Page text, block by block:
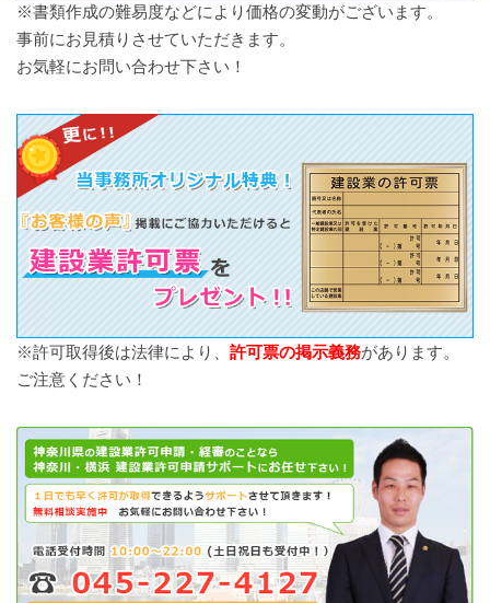
※書類作成の難易度などにより価格の変動がございます。
事前にお見積りさせていただきます。
お気軽にお問い合わせ下さい！
※許可取得後は法律により、 許可票の掲示義務があります。
ご注意ください！